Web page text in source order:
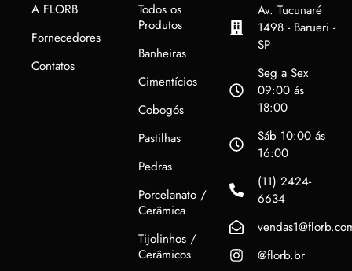
A FLORB
Fornecedores
Contatos
Todos os
Produtos
Banheiras
Cimentícios
Cobogós
Pastilhas
Pedras
Porcelanato /
Cerâmica
Tijolinhos /
Cerâmicos
Av. Tucunaré
1498 - Barueri -
SP
Seg a Sex
09:00 ás
18:00
Sáb 10:00 ás
16:00
(11) 2424-
6634
@florb.br